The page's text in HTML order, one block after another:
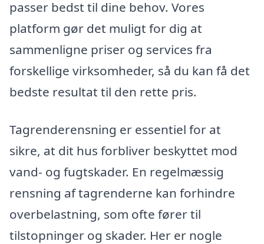
passer bedst til dine behov. Vores
platform gør det muligt for dig at
sammenligne priser og services fra
forskellige virksomheder, så du kan få det
bedste resultat til den rette pris.
Tagrenderensning er essentiel for at
sikre, at dit hus forbliver beskyttet mod
vand- og fugtskader. En regelmæssig
rensning af tagrenderne kan forhindre
overbelastning, som ofte fører til
tilstopninger og skader. Her er nogle